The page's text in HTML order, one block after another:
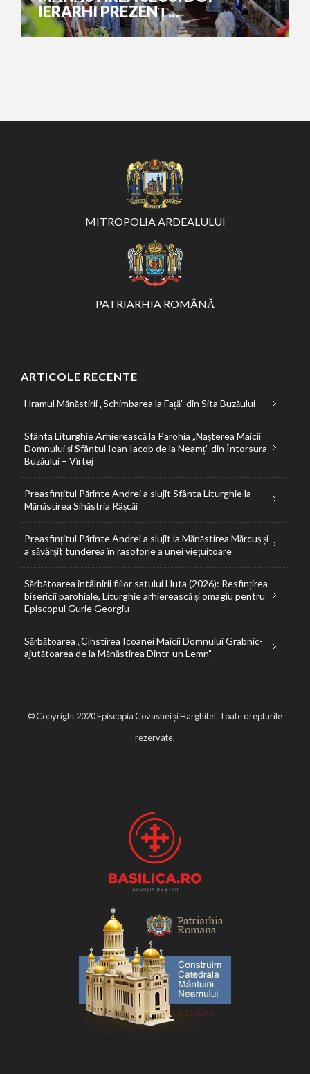
IERARHI PREZENȚ...
MITROPOLIA ARDEALULUI
PATRIARHIA ROMÂNĂ
ARTICOLE RECENTE
Hramul Mănăstirii „Schimbarea la Față” din Sita Buzăului
Sfânta Liturghie Arhierească la Parohia „Nașterea Maicii
Domnului și Sfântul Ioan Iacob de la Neamț” din Întorsura
Buzăului – Vîrtej
Preasfințitul Părinte Andrei a slujit Sfânta Liturghie la
Mănăstirea Sihăstria Râșcăi
Preasfințitul Părinte Andrei a slujit la Mănăstirea Mărcuș și
a săvârșit tunderea în rasoforie a unei viețuitoare
Sărbătoarea întâlnirii fiilor satului Huta (2026): Resfințirea
bisericii parohiale, Liturghie arhierească și omagiu pentru
Episcopul Gurie Georgiu
Sărbătoarea „Cinstirea Icoanei Maicii Domnului Grabnic-
ajutătoarea de la Mănăstirea Dintr-un Lemn”
© Copyright 2020 Episcopia Covasnei și Harghitei. Toate drepturile
rezervate.